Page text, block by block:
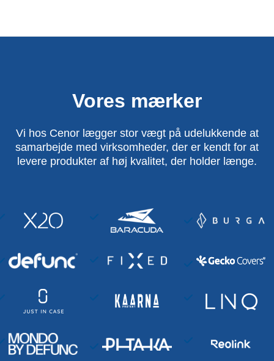
Vores mærker
Vi hos Cenor lægger stor vægt på udelukkende at
samarbejde med virksomheder, der er kendt for at
levere produkter af høj kvalitet, der holder længe.